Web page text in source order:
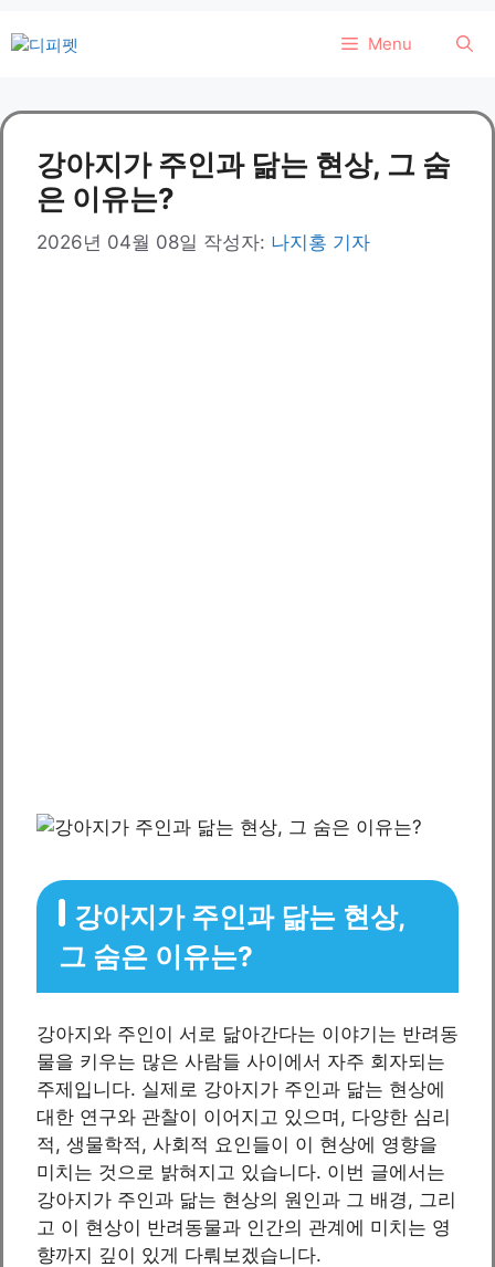
텐
로
건
Menu
강아지가 주인과 닮는 현상, 그 숨
은 이유는?
2026년 04월 08일 작성자: 나지홍 기자
강아지가 주인과 닮는 현상,
그 숨은 이유는?
강아지와 주인이 서로 닮아간다는 이야기는 반려동
물을 키우는 많은 사람들 사이에서 자주 회자되는
주제입니다. 실제로 강아지가 주인과 닮는 현상에
대한 연구와 관찰이 이어지고 있으며, 다양한 심리
적, 생물학적, 사회적 요인들이 이 현상에 영향을
미치는 것으로 밝혀지고 있습니다. 이번 글에서는
강아지가 주인과 닮는 현상의 원인과 그 배경, 그리
고 이 현상이 반려동물과 인간의 관계에 미치는 영
향까지 깊이 있게 다뤄보겠습니다.